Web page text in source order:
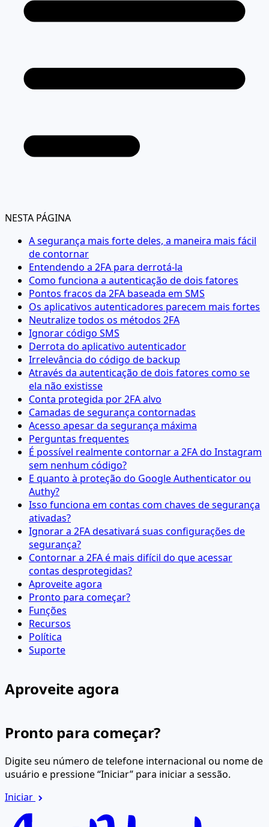
NESTA PÁGINA
A segurança mais forte deles, a maneira mais fácil
de contornar
Entendendo a 2FA para derrotá-la
Como funciona a autenticação de dois fatores
Pontos fracos da 2FA baseada em SMS
Os aplicativos autenticadores parecem mais fortes
Neutralize todos os métodos 2FA
Ignorar código SMS
Derrota do aplicativo autenticador
Irrelevância do código de backup
Através da autenticação de dois fatores como se
ela não existisse
Conta protegida por 2FA alvo
Camadas de segurança contornadas
Acesso apesar da segurança máxima
Perguntas frequentes
É possível realmente contornar a 2FA do Instagram
sem nenhum código?
E quanto à proteção do Google Authenticator ou
Authy?
Isso funciona em contas com chaves de segurança
ativadas?
Ignorar a 2FA desativará suas configurações de
segurança?
Contornar a 2FA é mais difícil do que acessar
contas desprotegidas?
Aproveite agora
Pronto para começar?
Funções
Recursos
Política
Suporte
Aproveite agora
Pronto para começar?
Digite seu número de telefone internacional ou nome de
usuário e pressione “Iniciar” para iniciar a sessão.
Iniciar